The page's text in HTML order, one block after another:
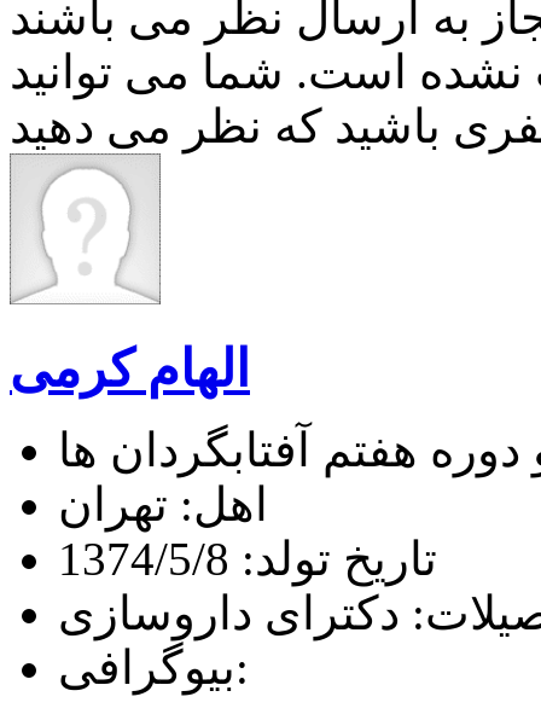
است. شما می توانید
الهام کرمی
هفتم آفتابگردان ها
اهل: تهران
تاریخ تولد: 1374/5/8
دکترای داروسازی
بیوگرافی: